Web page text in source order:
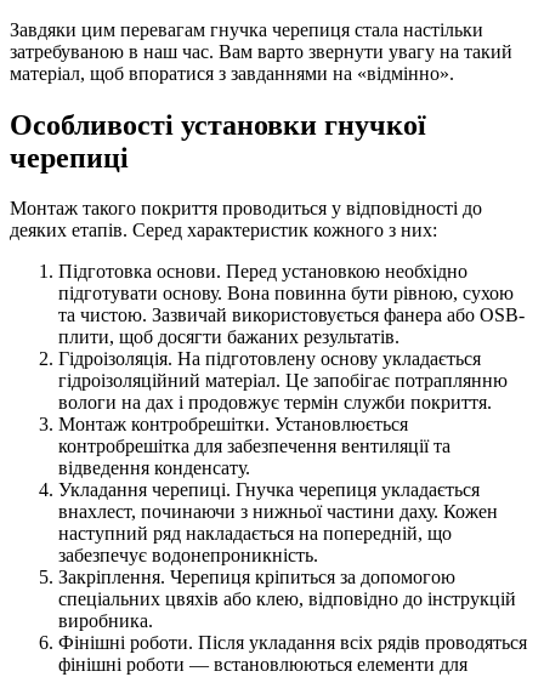
Завдяки цим перевагам гнучка черепиця стала настільки
затребуваною в наш час. Вам варто звернути увагу на такий
матеріал, щоб впоратися з завданнями на «відмінно».
Особливості установки гнучкої
черепиці
Монтаж такого покриття проводиться у відповідності до
деяких етапів. Серед характеристик кожного з них:
Підготовка основи. Перед установкою необхідно
підготувати основу. Вона повинна бути рівною, сухою
та чистою. Зазвичай використовується фанера або OSB-
плити, щоб досягти бажаних результатів.
Гідроізоляція. На підготовлену основу укладається
гідроізоляційний матеріал. Це запобігає потраплянню
вологи на дах і продовжує термін служби покриття.
Монтаж контробрешітки. Установлюється
контробрешітка для забезпечення вентиляції та
відведення конденсату.
Укладання черепиці. Гнучка черепиця укладається
внахлест, починаючи з нижньої частини даху. Кожен
наступний ряд накладається на попередній, що
забезпечує водонепроникність.
Закріплення. Черепиця кріпиться за допомогою
спеціальних цвяхів або клею, відповідно до інструкцій
виробника.
Фінішні роботи. Після укладання всіх рядів проводяться
фінішні роботи — встановлюються елементи для